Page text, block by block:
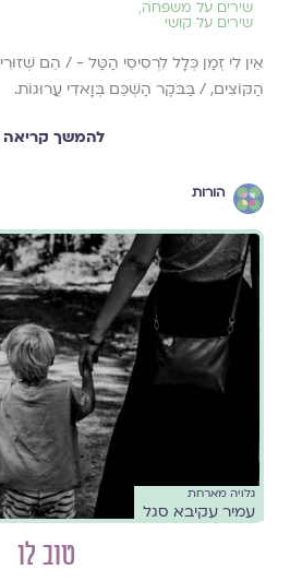
שירים על משפחה,
שירים על קושי
אֵין לִי זְמַן כְּלָל לִרְסִיסֵי הַטַּל - / הֵם
הַקּוֹצִים, / בַּבֹּקֶר הַשְׁכֵּם בְּוָאדִי עֲרוּגוֹת.
להמשך קריאה
הורות
גלויה מארחת
עמיר עקיבא סגל
טוב לו